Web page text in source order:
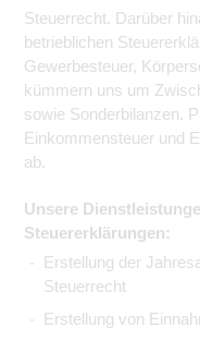
Steuerrecht. Darüber
betrieblichen
Gewerbesteuer,
kümmern uns um
sowie Sonderbilanzen.
Einkommensteuer und
ab.
Unsere
Steuererklärungen:
Erstellung der
Steuerrecht
Erstellung von